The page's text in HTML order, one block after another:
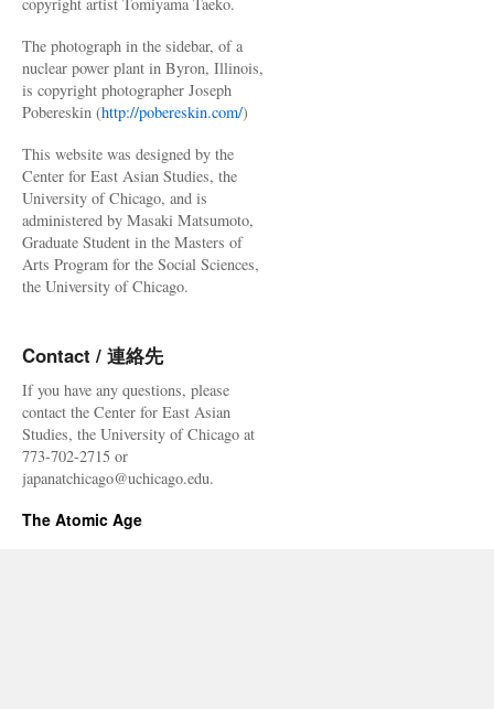
The photograph in the sidebar, of a
nuclear power plant in Byron, Illinois,
is copyright photographer Joseph
Pobereskin (http://pobereskin.com/)
This website was designed by the
Center for East Asian Studies, the
University of Chicago, and is
administered by Masaki Matsumoto,
Graduate Student in the Masters of
Arts Program for the Social Sciences,
the University of Chicago.
Contact / 連絡先
If you have any questions, please
contact the Center for East Asian
Studies, the University of Chicago at
773-702-2715 or
japanatchicago@uchicago.edu.
The Atomic Age